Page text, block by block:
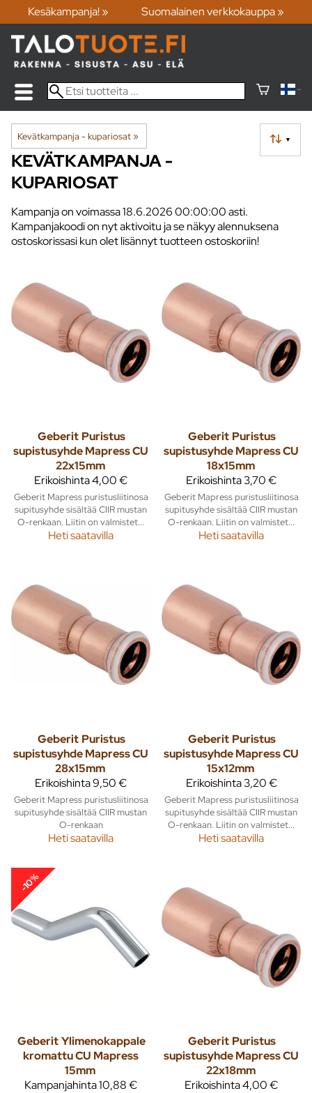
Kesäkampanja! » Suomalainen verkkokauppa »
Kevätkampanja - kupariosat‪» ▼
KEVÄTKAMPANJA -
KUPARIOSAT
Kampanja on voimassa 18.6.2026 00:00:00 asti.
Kampanjakoodi on nyt aktivoitu ja se näkyy alennuksena
ostoskorissasi kun olet lisännyt tuotteen ostoskoriin!
Geberit Puristus
supistusyhde Mapress CU
22x15mm
Erikoishinta4,00 €
Geberit Mapress puristusliitinosa
supitusyhde sisältää CIIR mustan
O-renkaan. Liitin on valmistet...
Heti saatavilla
Geberit Puristus
supistusyhde Mapress CU
18x15mm
Erikoishinta3,70 €
Geberit Mapress puristusliitinosa
supitusyhde sisältää CIIR mustan
O-renkaan. Liitin on valmistet...
Heti saatavilla
Geberit Puristus
supistusyhde Mapress CU
28x15mm
Erikoishinta9,50 €
Geberit Mapress puristusliitinosa
supitusyhde sisältää CIIR mustan
O-renkaan
Heti saatavilla
Geberit Puristus
supistusyhde Mapress CU
15x12mm
Erikoishinta3,20 €
Geberit Mapress puristusliitinosa
supitusyhde sisältää CIIR mustan
O-renkaan. Liitin on valmistet...
Heti saatavilla
-10%
GeberitYlimenokappale
kromattu CU Mapress
15mm
Kampanjahinta10,88 €
Geberit Puristus
supistusyhde Mapress CU
22x18mm
Erikoishinta4,00 €